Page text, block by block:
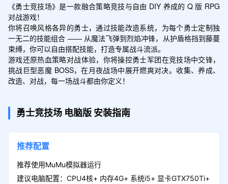
《勇士竞技场》是一款融合策略竞技与自由 DIY 养成的 Q 版 RPG
对战游戏！
你将召唤风格各异的勇士，通过技能改造系统，为每个勇士定制独
一无二的技能组合 —— 从魔法飞弹到烈焰冲锋，从护盾格挡到藤蔓
束缚，你可以自由搭配技能，打造专属战斗流派。
游戏还原热血策略对战体验，你将操控勇士军团在竞技场中交锋，
挑战巨型恶魔 BOSS，在月夜战场中展开燃爽对决。收集、养成、
改造、对战，每一场战斗都由你定义！
勇士竞技场 电脑版 安装指南
推荐配置
推荐使用MuMu模拟器运行
建议电脑配置：CPU4核+ 内存4G+ 系统i5+ 显卡GTX750Ti+